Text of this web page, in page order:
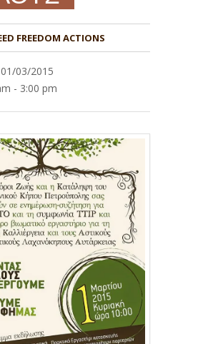
01/03/2015
- 3:00 pm